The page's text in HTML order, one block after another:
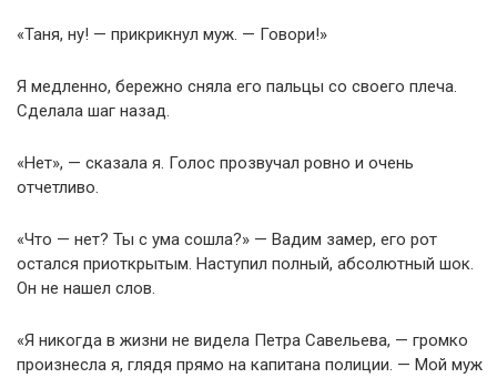
«Таня, ну! — прикрикнул муж. — Говори!»
Я медленно, бережно сняла его пальцы со своего плеча.
Сделала шаг назад.
«Нет», — сказала я. Голос прозвучал ровно и очень
отчетливо.
«Что — нет? Ты с ума сошла?» — Вадим замер, его рот
остался приоткрытым. Наступил полный, абсолютный шок.
Он не нашел слов.
«Я никогда в жизни не видела Петра Савельева, — громко
произнесла я, глядя прямо на капитана полиции. — Мой муж